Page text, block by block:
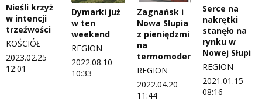
Nieśli krzyż
w intencji
trzeźwości
KOŚCIÓŁ
2023.02.25
12:01
Dymarki już
w ten
weekend
REGION
2022.08.10
10:33
Zagnańsk i
Nowa Słupia
z pieniędzmi
na
termomodernizację
REGION
2022.04.20
11:44
Serce na
nakrętki
stanęło na
rynku w
Nowej Słupi
REGION
2021.01.15
08:16